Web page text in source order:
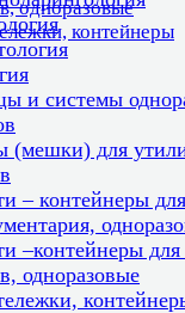
одноразовые
контейнеры
и системы
(мешки) для
– контейнеры
–контейнеры для
одноразовые